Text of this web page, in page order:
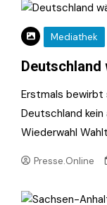
Mediathek
Deutschland
Erstmals bewirbt
Deutschland
Wiederwahl
Presse.Online